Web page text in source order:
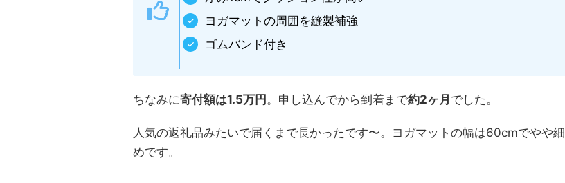
ヨガマットの周囲を縫製補強
ゴムバンド付き
ちなみに寄付額は1.5万円 。申し込んでから到着まで約2ヶ月 でした。
人気の返礼品みたいで届くまで長かったです〜。ヨガマットの幅は60cmでやや細
めです。